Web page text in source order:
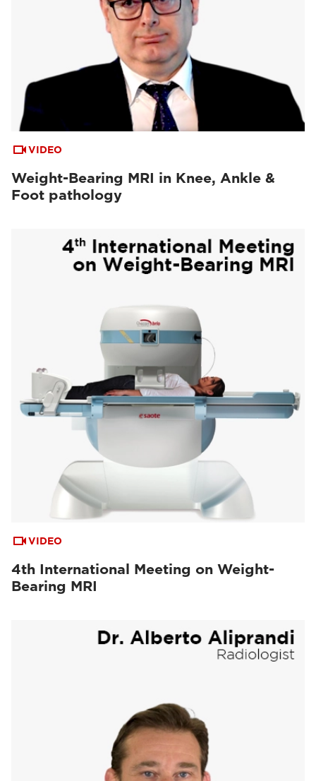
VIDEO
Weight-Bearing MRI in Knee, Ankle &
Foot pathology
VIDEO
4th International Meeting on Weight-
Bearing MRI